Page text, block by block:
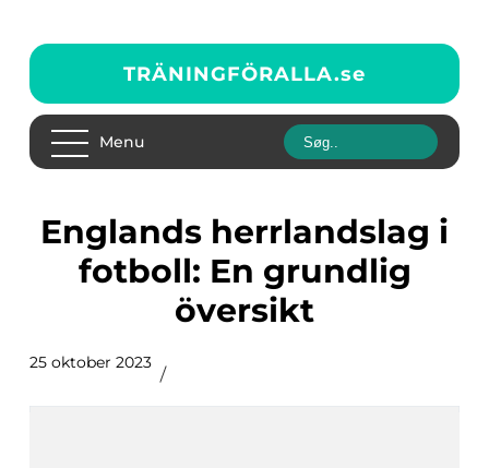
TRÄNINGFÖRALLA.se
Menu
Englands herrlandslag i
fotboll: En grundlig
översikt
25 oktober 2023